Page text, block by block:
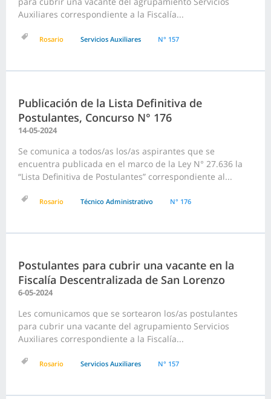
Auxiliares correspondiente a la Fiscalía...
Rosario Servicios Auxiliares N° 157
Publicación de la Lista Definitiva de
Postulantes, Concurso N° 176
14-05-2024
Se comunica a todos/as los/as aspirantes que se
encuentra publicada en el marco de la Ley N° 27.636 la
“Lista Definitiva de Postulantes” correspondiente al...
Rosario Técnico Administrativo N° 176
Postulantes para cubrir una vacante en la
Fiscalía Descentralizada de San Lorenzo
6-05-2024
Les comunicamos que se sortearon los/as postulantes
para cubrir una vacante del agrupamiento Servicios
Auxiliares correspondiente a la Fiscalía...
Rosario Servicios Auxiliares N° 157